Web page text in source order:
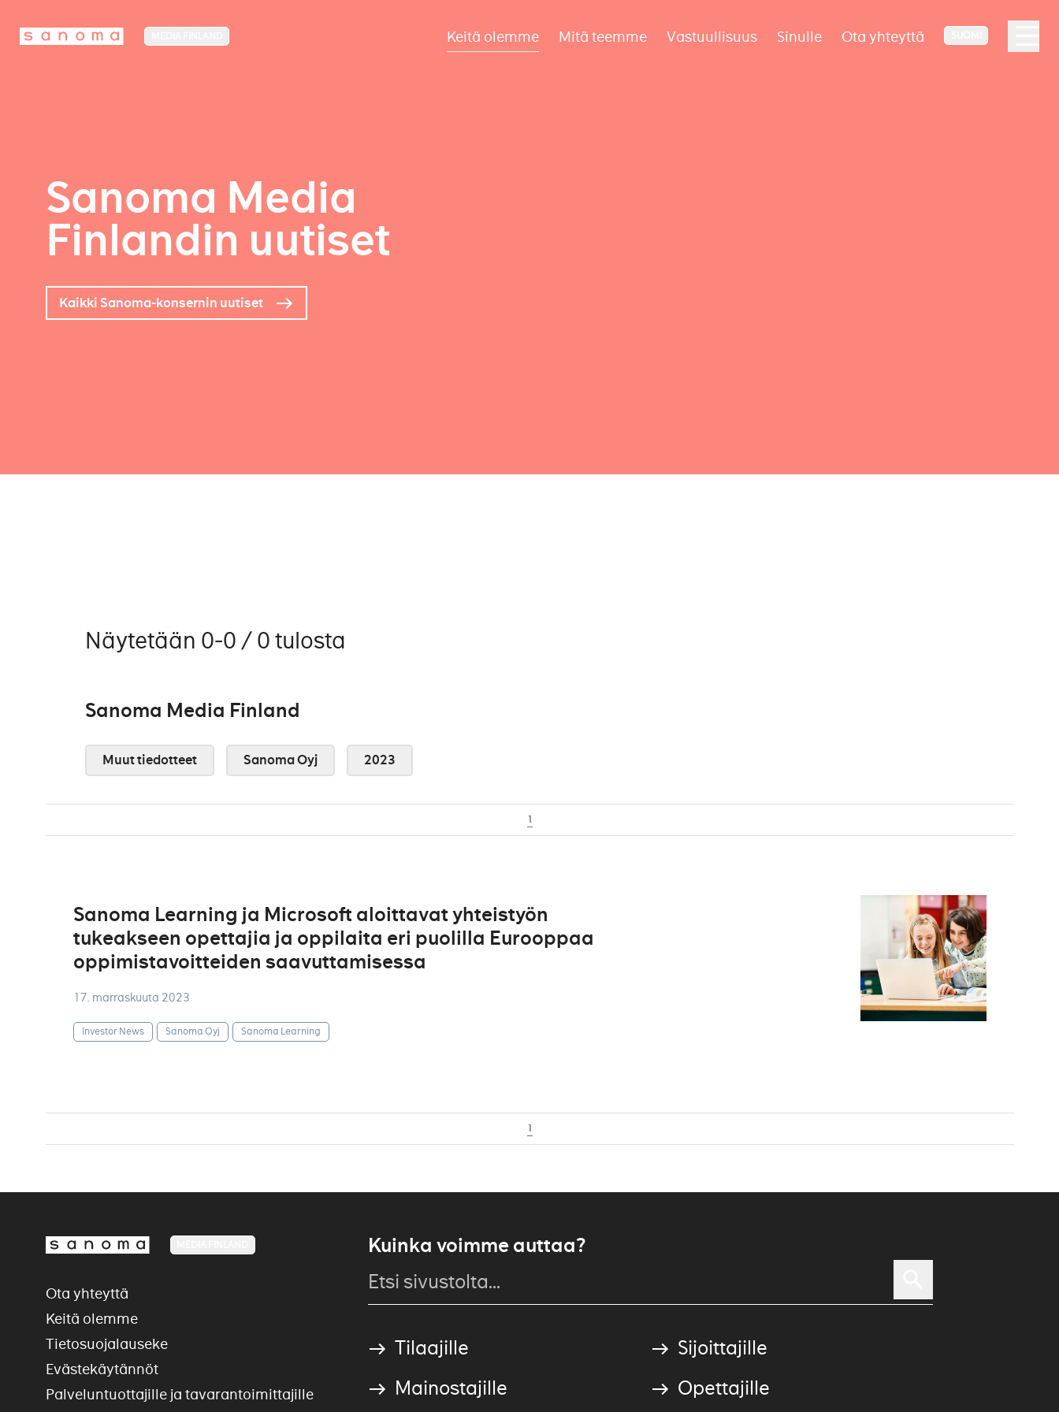
Keitä olemme Mitä teemme Vastuullisuus Sinulle Ota yhteyttä
Sanoma Media
Finlandin uutiset
Kaikki Sanoma-konsernin uutiset
Näytetään 0-0 / 0 tulosta
Sanoma Media Finland
Muut tiedotteet Sanoma Oyj 2023
1
Sanoma Learning ja Microsoft aloittavat yhteistyön
tukeakseen opettajia ja oppilaita eri puolilla Eurooppaa
oppimistavoitteiden saavuttamisessa
17. marraskuuta 2023
Investor News Sanoma Oyj Sanoma Learning
1
Kuinka voimme auttaa?
Tilaajille
Sijoittajille
Mainostajille
Opettajille
Ota yhteyttä
Keitä olemme
Tietosuojalauseke
Evästekäytännöt
Palveluntuottajille ja tavarantoimittajille